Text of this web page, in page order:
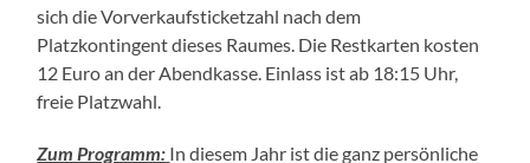
sich die Vorverkaufsticketzahl nach dem
Platzkontingent dieses Raumes. Die Restkarten kosten
12 Euro an der Abendkasse. Einlass ist ab 18:15 Uhr,
freie Platzwahl.
Zum Programm: In diesem Jahr ist die ganz persönliche